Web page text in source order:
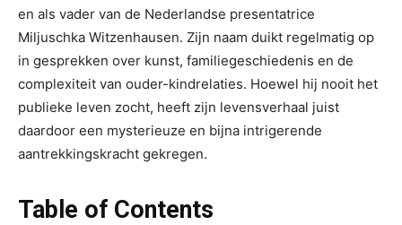
en als vader van de Nederlandse presentatrice
Miljuschka Witzenhausen. Zijn naam duikt regelmatig op
in gesprekken over kunst, familiegeschiedenis en de
complexiteit van ouder-kindrelaties. Hoewel hij nooit het
publieke leven zocht, heeft zijn levensverhaal juist
daardoor een mysterieuze en bijna intrigerende
aantrekkingskracht gekregen.
Table of Contents